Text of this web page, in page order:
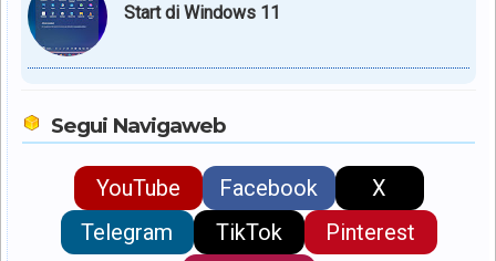
Start di Windows 11
Segui Navigaweb
YouTube Facebook
X
Telegram
TikTok
Pinterest